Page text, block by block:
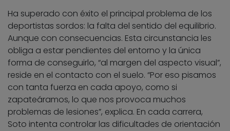
Ha superado con éxito el principal problema de los
deportistas sordos: la falta del sentido del equilibrio.
Aunque con consecuencias. Esta circunstancia les
obliga a estar pendientes del entorno y la única
forma de conseguirlo, “al margen del aspecto visual”,
reside en el contacto con el suelo. “Por eso pisamos
con tanta fuerza en cada apoyo, como si
zapateáramos, lo que nos provoca muchos
problemas de lesiones”, explica. En cada carrera,
Soto intenta controlar las dificultades de orientación